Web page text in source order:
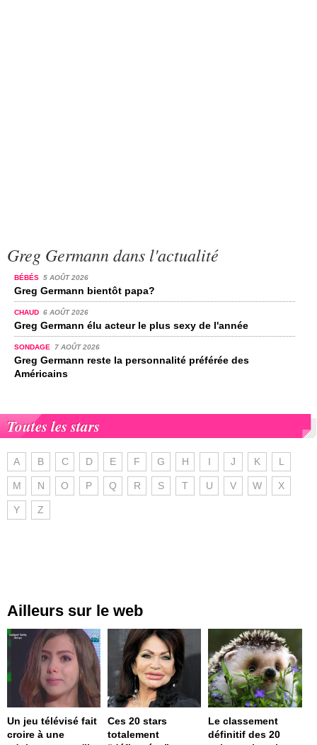
Greg Germann dans l'actualité
BÉBÉS 5 AOÛT 2026
Greg Germann bientôt papa?
CHAUD 6 AOÛT 2026
Greg Germann élu acteur le plus sexy de l'année
SONDAGE 7 AOÛT 2026
Greg Germann reste la personnalité préférée des
Américains
Toutes les stars
A B C D E F G H I J K L
M N O P Q R S T U V W X
Y Z
Ailleurs sur le web
Un jeu télévisé fait
croire à une
Ces 20 stars
totalement
Le classement
définitif des 20